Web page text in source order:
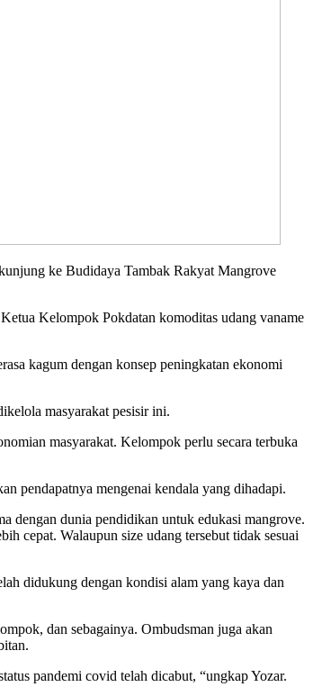
ke Budidaya Tambak Rakyat Mangrove
Kelompok Pokdatan komoditas udang vaname
kagum dengan konsep peningkatan ekonomi
masyarakat pesisir ini.
masyarakat. Kelompok perlu secara terbuka
pendapatnya mengenai kendala yang dihadapi.
dengan dunia pendidikan untuk edukasi mangrove.
cepat. Walaupun size udang tersebut tidak sesuai
didukung dengan kondisi alam yang kaya dan
dan sebagainya. Ombudsman juga akan
pandemi covid telah dicabut, “ungkap Yozar.